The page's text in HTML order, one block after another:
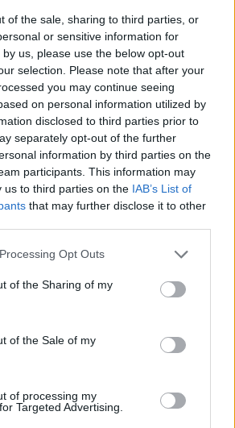
of the sale, sharing to third parties, or
or sensitive information for
us, please use the below opt-out
selection. Please note that after your
you may continue seeing
on personal information utilized by
disclosed to third parties prior to
separately opt-out of the further
information by third parties on the
participants. This information may
us to third parties on the IAB’s List of
that may further disclose it to other
website/app uses one or more Google
or usage behaviour. You may click to
to Google and its third-party tags to
specified purposes in below Google
Opt Outs
of the Sharing of my
of the Sale of my
of processing my
Targeted Advertising.
τραπεζικές καταθέσεις: Πότε
αναλήψεις θεωρούνται κρυφή